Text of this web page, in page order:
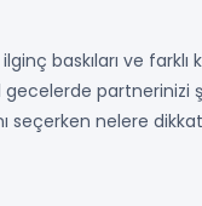
baskıları ve
seçerken nelere